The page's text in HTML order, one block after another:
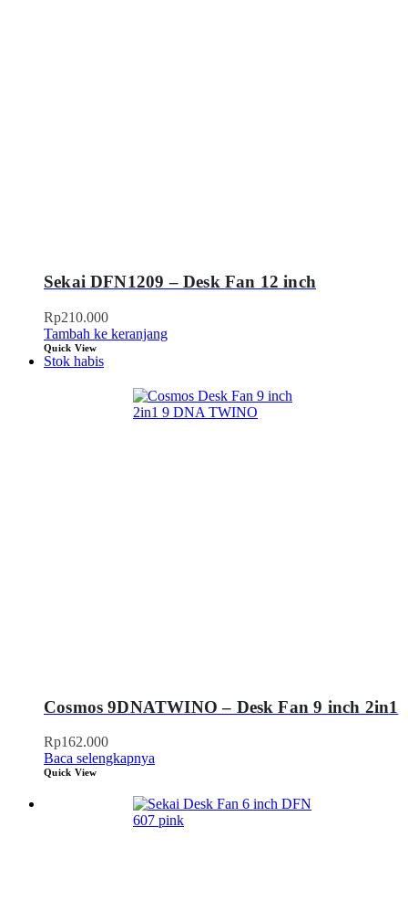
Sekai DFN1209 – Desk Fan 12 inch
Rp210.000
Tambah ke keranjang
Quick View
Stok habis
Cosmos 9DNATWINO – Desk Fan 9 inch 2in1
Rp162.000
Baca selengkapnya
Quick View